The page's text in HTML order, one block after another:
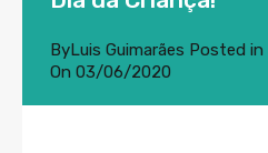
ByLuis Guimarães Posted in
On 03/06/2020